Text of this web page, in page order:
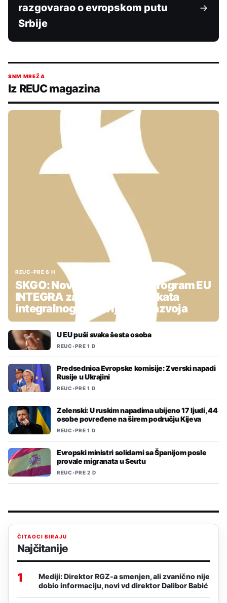
razgovarao o evropskom putu
Srbije
SNM MREŽA
Iz REUC magazina
REUC •PRE 6 H
SKGO: Nova podrška kroz Program EU
INTEGRA za pripremu projekata
integralnog teritorijalnog razvoja
U EU puši svaka šesta osoba
REUC•PRE 1 D
Predsednica Evropske komisije: Zverski napadi
Rusije u Ukrajini
REUC•PRE 1 D
Zelenski: U ruskim napadima ubijeno 17 ljudi, 44
osobe povređene na širem području Kijeva
REUC•PRE 1 D
Evropski ministri solidarni sa Španijom posle
provale migranata u Seutu
REUC•PRE 2 D
ČITAOCI BIRAJU
Najčitanije
1
Mediji: Direktor RGZ-a smenjen, ali zvanično nije
dobio informaciju, novi vd direktor Dalibor Babić